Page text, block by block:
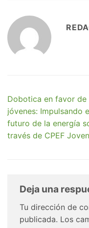
Dobotica en favor de
jóvenes: Impulsando
futuro de la energía
través de CPEF Joven
Deja una
Tu dirección de
publicada. Los